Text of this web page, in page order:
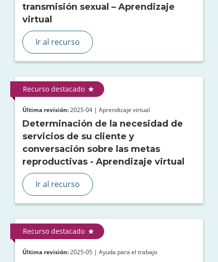
transmisión sexual – Aprendizaje
virtual
Ir al recurso
Recurso destacado
Última revisión: 2025-04 | Aprendizaje virtual
Determinación de la necesidad de
servicios de su cliente y
conversación sobre las metas
reproductivas - Aprendizaje virtual
Ir al recurso
Recurso destacado
Última revisión: 2025-05 | Ayuda para el trabajo